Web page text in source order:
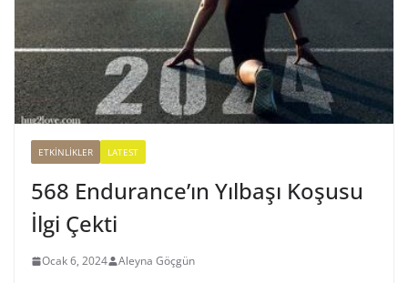
ETKINLIKLER LATEST
568 Endurance’ın Yılbaşı Koşusu
İlgi Çekti
Ocak 6, 2024 Aleyna Göçgün